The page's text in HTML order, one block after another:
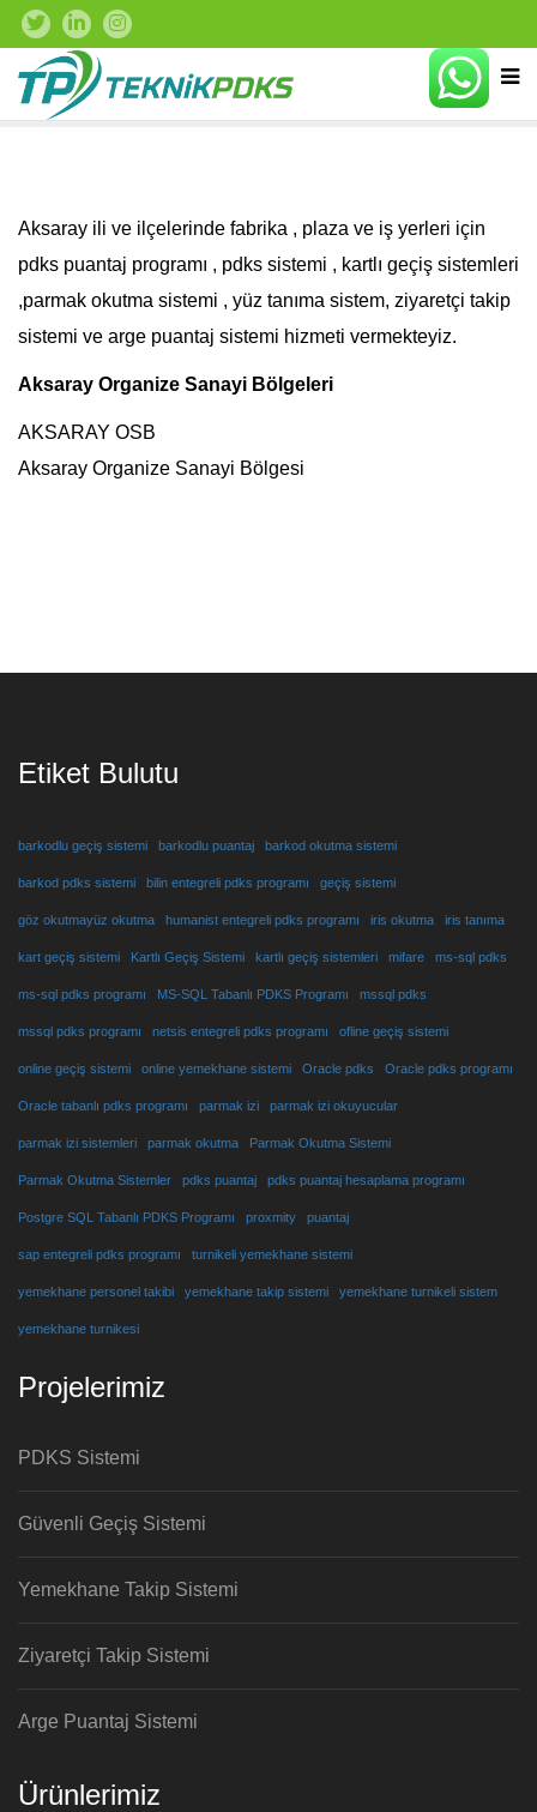
Aksaray ili ve ilçelerinde fabrika , plaza ve iş yerleri için
pdks puantaj programı , pdks sistemi , kartlı geçiş sistemleri
,parmak okutma sistemi , yüz tanıma sistem, ziyaretçi takip
sistemi ve arge puantaj sistemi hizmeti vermekteyiz.
Aksaray Organize Sanayi Bölgeleri
AKSARAY OSB
Aksaray Organize Sanayi Bölgesi
Etiket Bulutu
barkodlu geçiş sistemi barkodlu puantaj barkod okutma sistemi
barkod pdks sistemi bilin entegreli pdks programı geçiş sistemi
göz okutmayüz okutma humanist entegreli pdks programı iris okutma iris tanıma
kart geçiş sistemi Kartlı Geçiş Sistemi kartlı geçiş sistemleri mifare ms-sql pdks
ms-sql pdks programı MS-SQL Tabanlı PDKS Programı mssql pdks
mssql pdks programı netsis entegreli pdks programı ofline geçiş sistemi
online geçiş sistemi online yemekhane sistemi Oracle pdks Oracle pdks programı
Oracle tabanlı pdks programı parmak izi parmak izi okuyucular
parmak izi sistemleri parmak okutma Parmak Okutma Sistemi
Parmak Okutma Sistemler pdks puantaj pdks puantaj hesaplama programı
Postgre SQL Tabanlı PDKS Programı proxmity puantaj
sap entegreli pdks programı turnikeli yemekhane sistemi
yemekhane personel takibi yemekhane takip sistemi yemekhane turnikeli sistem
yemekhane turnikesi
Projelerimiz
PDKS Sistemi
Güvenli Geçiş Sistemi
Yemekhane Takip Sistemi
Ziyaretçi Takip Sistemi
Arge Puantaj Sistemi
Ürünlerimiz